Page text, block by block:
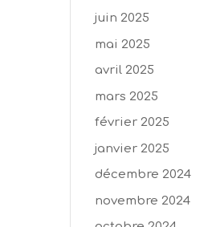
juin 2025
mai 2025
avril 2025
mars 2025
février 2025
janvier 2025
décembre 2024
novembre 2024